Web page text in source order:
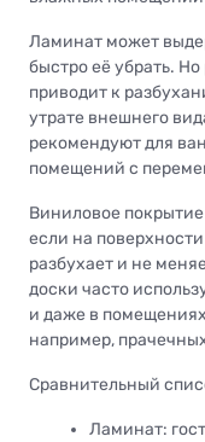
Ламинат может
быстро её убрать.
приводит к
утрате внешнего
рекомендуют для
помещений с
Виниловое
если на
разбухает и не
доски часто
и даже в
например,
Сравнительный
Ламинат: